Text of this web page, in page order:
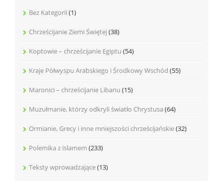
Bez Kategorii (1)
Chrześcijanie Ziemi Świętej (38)
Koptowie – chrześcijanie Egiptu (54)
Kraje Półwyspu Arabskiego i Środkowy Wschód (55)
Maronici – chrześcijanie Libanu (15)
Muzułmanie, którzy odkryli światło Chrystusa (64)
Ormianie, Grecy i inne mniejszości chrześcijańskie(32)
Polemika z islamem (233)
Teksty wprowadzające(13)